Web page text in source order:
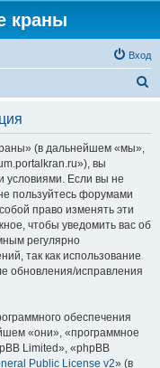
краны
Вход
(в дальнейшем «мы»,
вы
условиями. Если вы не
пользуйтесь форумами
право изменять эти
чтобы уведомить вас об
регулярно
так как использование
обновления/исправления
обеспечения
«они», «программное
Limited», «phpBB
Public License v2» (в